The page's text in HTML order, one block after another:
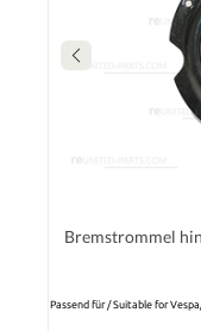
Bremstrommel
Passend für / Suitable for